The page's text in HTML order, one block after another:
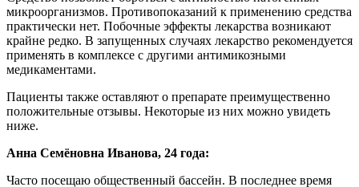
микроорганизмов. Противопоказаний к применению средства
практически нет. Побочные эффекты лекарства возникают
крайне редко. В запущенных случаях лекарство рекомендуется
применять в комплексе с другими антимикозными
медикаментами.
Пациенты также оставляют о препарате преимущественно
положительные отзывы. Некоторые из них можно увидеть
ниже.
Анна Семёновна Иванова, 24 года:
Часто посещаю общественный бассейн. В последнее время